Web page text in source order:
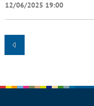
12/06/2025 19:00